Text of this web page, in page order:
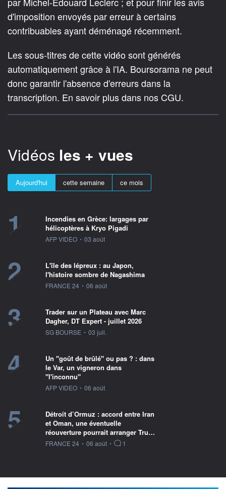
d'imposition envoyés par erreur à certains
contribuables ayant déménagé récemment.
Les sous-titres de cette vidéo sont générés
automatiquement grâce à l'IA. Boursorama ne peut
donc garantir l'absence d'erreurs dans la
transcription. En savoir plus dans nos CGU.
Vidéos les + vues
Aujourd'hui cette semaine ce mois
1
Incendies en Grèce: largages par
hélicoptères à Kryo Pigadi
information fournie par
AFP VIDEO • 03 août
2
L'île des lépreux : au Japon,
l'histoire sombre de Nagashima
information fournie par
FRANCE 24 • 06 août
3
Trader sur un Plateau avec Marc
Dagher, DT Expert - juillet 2026
information fournie par
SG BOURSE • 03 juil.
4
Un "goût de brûlé" ou pas ? : dans
le Var, un vigneron dans
"l'inconnu"
information fournie par
AFP VIDEO • 06 août
5
Détroit d’Ormuz : accord entre Iran
et Oman, une éventuelle
réouverture pourrait arranger Tru…
information fournie par
FRANCE 24 • 06 août • 1